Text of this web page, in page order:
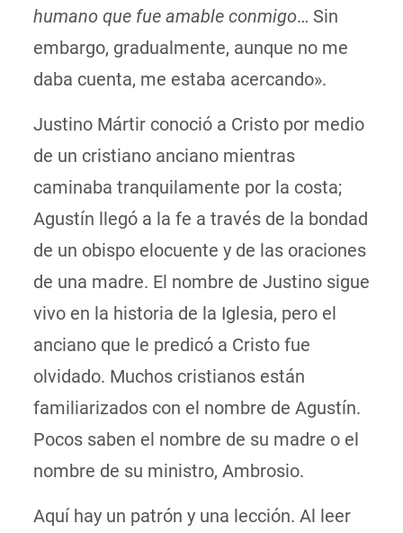
humano que fue amable conmigo… Sin
embargo, gradualmente, aunque no me
daba cuenta, me estaba acercando».
Justino Mártir conoció a Cristo por medio
de un cristiano anciano mientras
caminaba tranquilamente por la costa;
Agustín llegó a la fe a través de la bondad
de un obispo elocuente y de las oraciones
de una madre. El nombre de Justino sigue
vivo en la historia de la Iglesia, pero el
anciano que le predicó a Cristo fue
olvidado. Muchos cristianos están
familiarizados con el nombre de Agustín.
Pocos saben el nombre de su madre o el
nombre de su ministro, Ambrosio.
Aquí hay un patrón y una lección. Al leer